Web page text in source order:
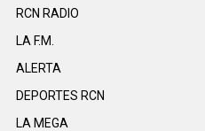
RCN RADIO
LA F.M.
ALERTA
DEPORTES RCN
LA MEGA